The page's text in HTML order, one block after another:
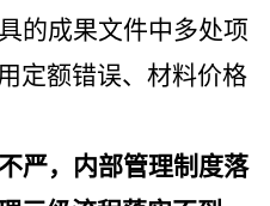
的成果文件中多处项
定额错误、材料价格
严，内部管理制度落